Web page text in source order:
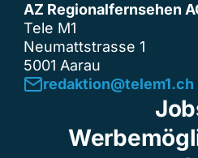
AZ Regionalfernsehen
Tele M1
Neumattstrasse 1
5001 Aarau
redaktion@telem1.ch